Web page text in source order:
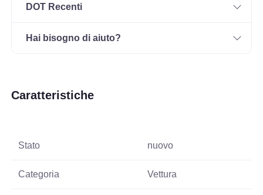
DOT Recenti
Hai bisogno di aiuto?
Caratteristiche
Stato nuovo
Categoria Vettura